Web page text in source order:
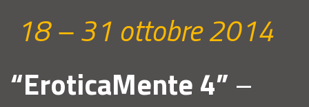
18 – 31 ottobre 2014
“EroticaMente 4”–